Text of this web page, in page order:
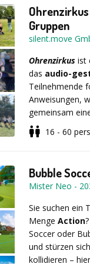
und machen
Nehmen Sie an
typischen
Erinnerung für
Maximale
ist so
besonderem
Wünsche
Machen Sie
zünftigen
für viele
Gruppen
silent.move
Ohrenzirkus ist
das audio-
Teilnehmende
Anweisungen,
gemeinsam
als klassisches
Technik:
16 - 60
Bubble
Mister Neo -
Sie suchen ein
Menge Action
Soccer oder
und stürzen
kollidieren –